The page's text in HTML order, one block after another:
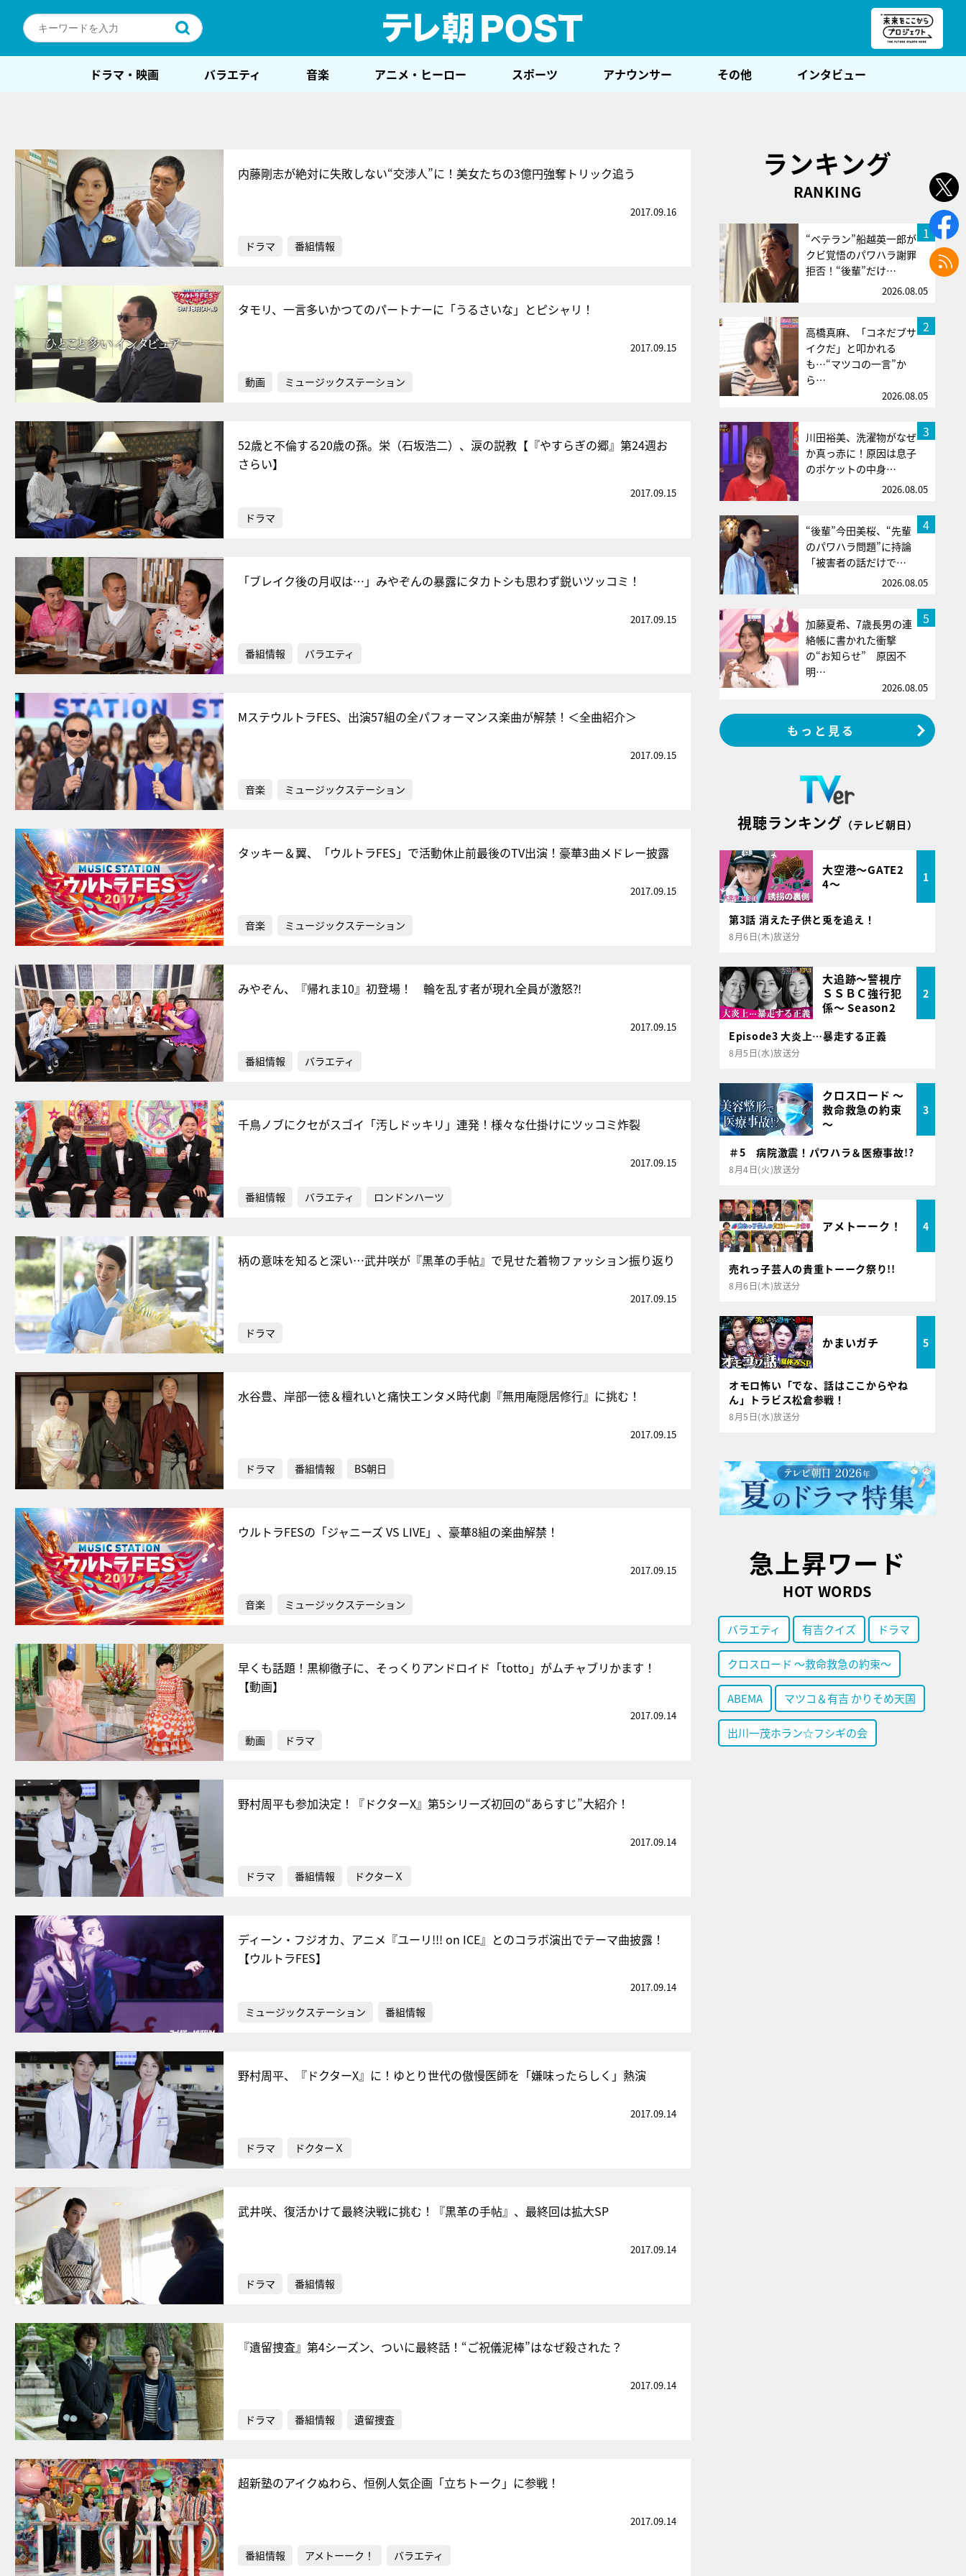
ドラマ・映画 バラエティ 音楽 アニメ・ヒーロー スポーツ アナウンサー その他 インタビュー
内藤剛志が絶対に失敗しない“交渉人”に！美女たちの3億円強奪トリック追う
2017.09.16
ドラマ 番組情報
タモリ、一言多いかつてのパートナーに「うるさいな」とピシャリ！
2017.09.15
動画 ミュージックステーション
52歳と不倫する20歳の孫。栄（石坂浩二）、涙の説教【『やすらぎの郷』第24週お
さらい】
2017.09.15
ドラマ
「ブレイク後の月収は…」みやぞんの暴露にタカトシも思わず鋭いツッコミ！
2017.09.15
番組情報 バラエティ
MステウルトラFES、出演57組の全パフォーマンス楽曲が解禁！＜全曲紹介＞
2017.09.15
音楽 ミュージックステーション
タッキー＆翼、「ウルトラFES」で活動休止前最後のTV出演！豪華3曲メドレー披露
2017.09.15
音楽 ミュージックステーション
みやぞん、『帰れま10』初登場！ 輪を乱す者が現れ全員が激怒⁈
2017.09.15
番組情報 バラエティ
千鳥ノブにクセがスゴイ「汚しドッキリ」連発！様々な仕掛けにツッコミ炸裂
2017.09.15
番組情報 バラエティ ロンドンハーツ
柄の意味を知ると深い…武井咲が『黒革の手帖』で見せた着物ファッション振り返り
2017.09.15
ドラマ
水谷豊、岸部一徳＆檀れいと痛快エンタメ時代劇『無用庵隠居修行』に挑む！
2017.09.15
ドラマ 番組情報 BS朝日
ウルトラFESの「ジャニーズ VS LIVE」、豪華8組の楽曲解禁！
2017.09.15
音楽 ミュージックステーション
早くも話題！黒柳徹子に、そっくりアンドロイド「totto」がムチャブリかます！
【動画】
2017.09.14
動画 ドラマ
野村周平も参加決定！『ドクターX』第5シリーズ初回の“あらすじ”大紹介！
2017.09.14
ドラマ 番組情報 ドクターＸ
ディーン・フジオカ、アニメ『ユーリ!!! on ICE』とのコラボ演出でテーマ曲披露！
【ウルトラFES】
2017.09.14
ミュージックステーション 番組情報
野村周平、『ドクターX』に！ゆとり世代の傲慢医師を「嫌味ったらしく」熱演
2017.09.14
ドラマ ドクターＸ
武井咲、復活かけて最終決戦に挑む！『黒革の手帖』、最終回は拡大SP
2017.09.14
ドラマ 番組情報
『遺留捜査』第4シーズン、ついに最終話！“ご祝儀泥棒”はなぜ殺された？
2017.09.14
ドラマ 番組情報 遺留捜査
超新塾のアイクぬわら、恒例人気企画「立ちトーク」に参戦！
2017.09.14
番組情報 アメトーーク！ バラエティ
ランキング
RANKING
1
“ベテラン”船越英一郎が
クビ覚悟のパワハラ謝罪
拒否！“後輩”だけ…
2026.08.05
2
高橋真麻、「コネだブサ
イクだ」と叩かれる
も…“マツコの一言”か
ら…
2026.08.05
3
川田裕美、洗濯物がなぜ
か真っ赤に！原因は息子
のポケットの中身…
2026.08.05
4
“後輩”今田美桜、“先輩
のパワハラ問題”に持論
「被害者の話だけで…
2026.08.05
5
加藤夏希、7歳長男の連
絡帳に書かれた衝撃
の“お知らせ” 原因不
明…
2026.08.05
もっと見る
視聴ランキング （テレビ朝日）
大空港～GATE2
4～
1
第3話 消えた子供と兎を追え！
8月6日(木)放送分
大追跡～警視庁
ＳＳＢＣ強行犯
係～ Season2
2
Episode3 大炎上…暴走する正義
8月5日(水)放送分
クロスロード ～
救命救急の約束
～
3
＃5 病院激震！パワハラ＆医療事故!?
8月4日(火)放送分
アメトーーク！ 4
売れっ子芸人の貴重トーーク祭り!!
8月6日(木)放送分
かまいガチ 5
オモロ怖い「でな、話はここからやね
ん」トラビス松倉参戦！
8月5日(水)放送分
急上昇ワード
HOT WORDS
バラエティ 有吉クイズ ドラマ
クロスロード ～救命救急の約束～
ABEMA マツコ＆有吉 かりそめ天国
出川一茂ホラン☆フシギの会